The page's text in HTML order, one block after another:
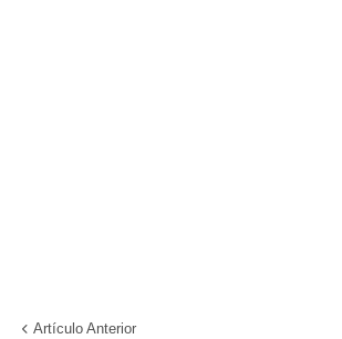
Artículo Anterior